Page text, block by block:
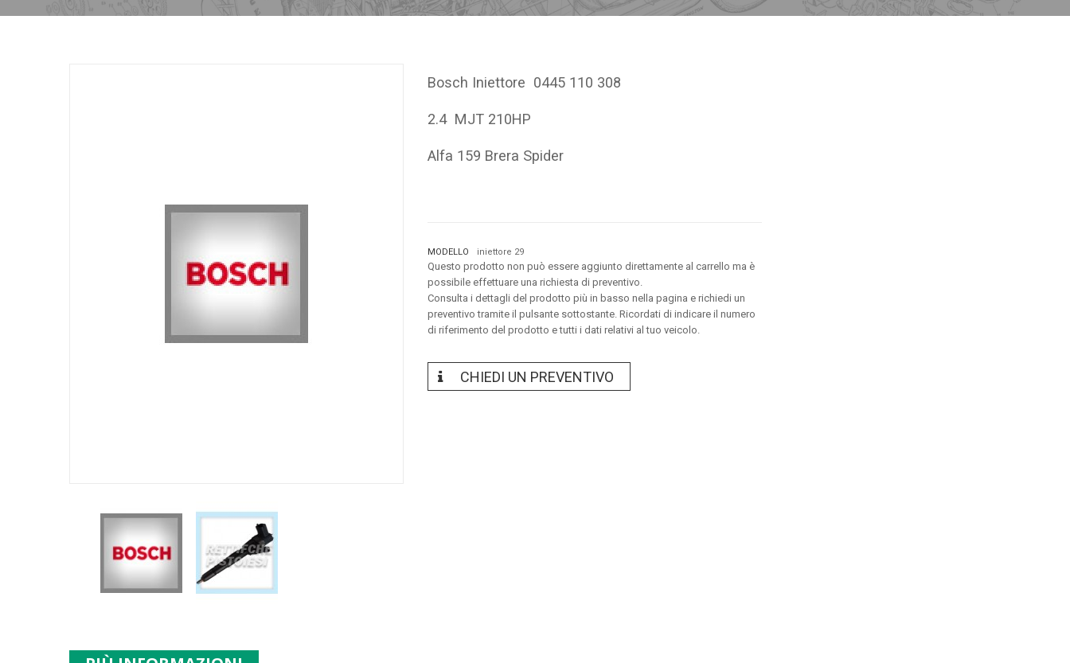
Bosch Iniettore 0445 110 308
2.4 MJT 210HP
Alfa 159 Brera Spider
MODELLO iniettore 29
Questo prodotto non può essere aggiunto direttamente al carrello ma è
possibile effettuare una richiesta di preventivo.
Consulta i dettagli del prodotto più in basso nella pagina e richiedi un
preventivo tramite il pulsante sottostante. Ricordati di indicare il numero
di riferimento del prodotto e tutti i dati relativi al tuo veicolo.
CHIEDI UN PREVENTIVO